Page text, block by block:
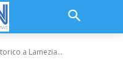
a Lamezia...